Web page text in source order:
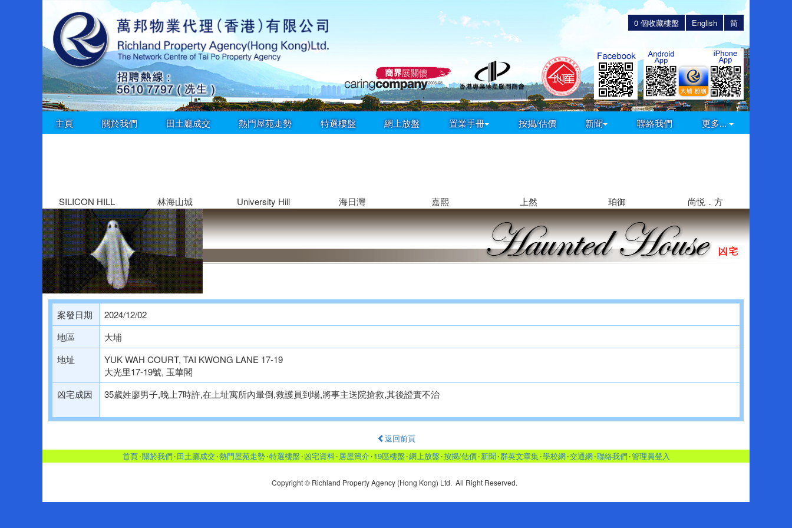
简
English
0 個收藏樓盤
主頁 關於我們 田土廳成交 熱門屋苑走勢 特選樓盤 網上放盤 置業手冊 按揭/估價 新聞 聯絡我們 更多...
SILICON HILL 林海山城 University Hill 海日灣 嘉熙 上然 珀御 尚悦．方
案發日期
2024/12/02
地區
大埔
地址
YUK WAH COURT, TAI KWONG LANE 17-19
大光里17-19號, 玉華閣
凶宅成因
35歲姓廖男子,晚上7時許,在上址寓所內暈倒,救護員到場,將事主送院搶救,其後證實不治
返回前頁
首頁‧關於我們 ‧田土廳成交 ‧熱門屋苑走勢‧特選樓盤 ‧凶宅資料‧居屋簡介 ‧19區樓盤 ‧網上放盤 ‧按揭/估價‧新聞‧群英文章集 ‧學校網‧交通網‧聯絡我們 ‧管理員登入
Copyright © Richland Property Agency (Hong Kong) Ltd. All Right Reserved.